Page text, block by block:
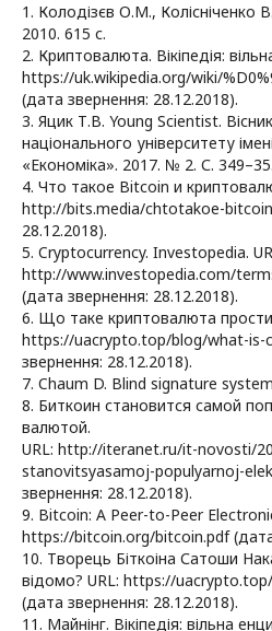
1. Колодізєв О.М., Колісніченко
2010. 615 с.
2. Криптовалюта. Вікіпедія:
https://uk.wikipedia.org/wiki/
(дата звернення: 28.12.2018).
3. Яцик Т.В. Young Scientist.
національного університету
«Економіка». 2017. № 2. С.
4. Что такое Bitcoin и
http://bits.media/chtotakoe-
28.12.2018).
5. Cryptocurrency. Investopedia.
http://www.investopedia.com/
(дата звернення: 28.12.2018).
6. Що таке криптовалюта
https://uacrypto.top/blog/what-is-
звернення: 28.12.2018).
7. Chaum D. Blind signature
8. Биткоин становится самой
валютой.
URL: http://iteranet.ru/it-novosti/
stanovitsyasamoj-populyarnoj-
звернення: 28.12.2018).
9. Bitcoin: A Peer-to-Peer
https://bitcoin.org/bitcoin.pdf
10. Творець Біткоіна Сатоши
відомо? URL: https://
(дата звернення: 28.12.2018).
11. Майнінг. Вікіпедія: вільна